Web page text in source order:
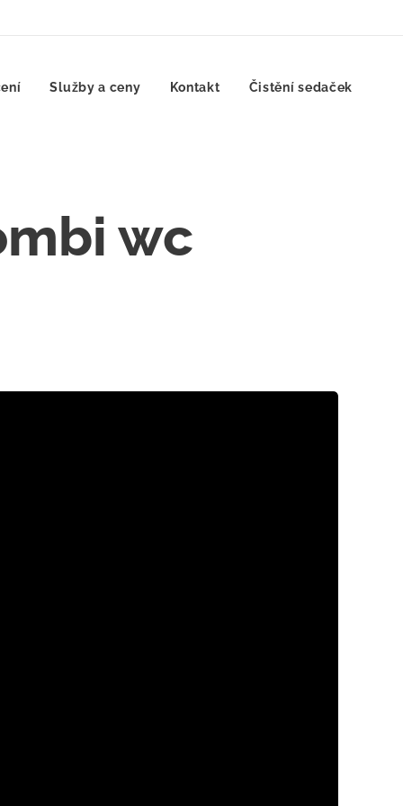
Služby a ceny Kontakt Čistění sedaček
wc